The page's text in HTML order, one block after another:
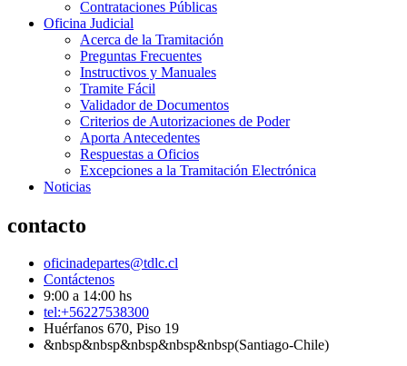
Contrataciones Públicas
Oficina Judicial
Acerca de la Tramitación
Preguntas Frecuentes
Instructivos y Manuales
Tramite Fácil
Validador de Documentos
Criterios de Autorizaciones de Poder
Aporta Antecedentes
Respuestas a Oficios
Excepciones a la Tramitación Electrónica
Noticias
contacto
oficinadepartes@tdlc.cl
Contáctenos
9:00 a 14:00 hs
tel:+56227538300
Huérfanos 670, Piso 19
&nbsp&nbsp&nbsp&nbsp&nbsp(Santiago-Chile)